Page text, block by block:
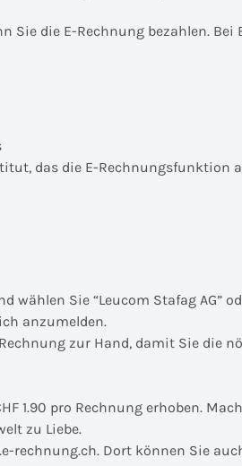
Sie die E-Rechnung bezahlen. Bei
das die E-Rechnungsfunktion
Sie “Leucom Stafag AG”
anzumelden.
zur Hand, damit Sie die
1.90 pro Rechnung erhoben.
zu Liebe.
rechnung.ch. Dort können Sie